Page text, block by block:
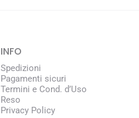
INFO
Spedizioni
Pagamenti sicuri
Termini e Cond. d’Uso
Reso
Privacy Policy